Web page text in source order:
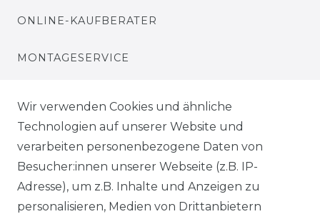
ONLINE-KAUFBERATER
MONTAGESERVICE
BEZAHLUNG
KLIMA- UND UMWELTSCHUTZ
LEXIKON
Wir verwenden Cookies und ähnliche
Technologien auf unserer Website und
verarbeiten personenbezogene Daten von
Besucher:innen unserer Webseite (z.B. IP-
Adresse), um z.B. Inhalte und Anzeigen zu
personalisieren, Medien von Drittanbietern